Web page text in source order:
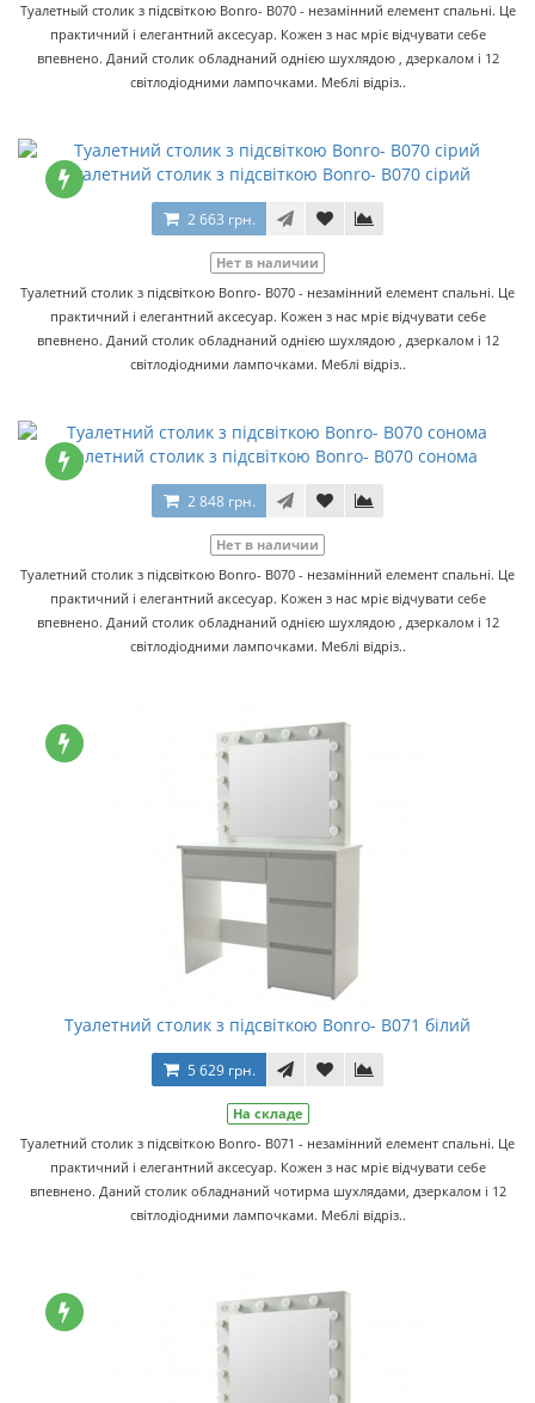
Туалетный столик з підсвіткою Bonro- B070 - незамінний елемент спальні. Це
практичний і елегантний аксесуар. Кожен з нас мріє відчувати себе
впевнено. Даний столик обладнаний однією шухлядою , дзеркалом і 12
світлодіодними лампочками. Меблі відріз..
Туалетний столик з підсвіткою Bonro- B070 сірий
2 663 грн.
Нет в наличии
Туалетний столик з підсвіткою Bonro- B070 - незамінний елемент спальні. Це
практичний і елегантний аксесуар. Кожен з нас мріє відчувати себе
впевнено. Даний столик обладнаний однією шухлядою , дзеркалом і 12
світлодіодними лампочками. Меблі відріз..
Туалетний столик з підсвіткою Bonro- B070 сонома
2 848 грн.
Нет в наличии
Туалетний столик з підсвіткою Bonro- B070 - незамінний елемент спальні. Це
практичний і елегантний аксесуар. Кожен з нас мріє відчувати себе
впевнено. Даний столик обладнаний однією шухлядою , дзеркалом і 12
світлодіодними лампочками. Меблі відріз..
Туалетний столик з підсвіткою Bonro- B071 білий
5 629 грн.
На складе
Туалетний столик з підсвіткою Bonro- B071 - незамінний елемент спальні. Це
практичний і елегантний аксесуар. Кожен з нас мріє відчувати себе
впевнено. Даний столик обладнаний чотирма шухлядами, дзеркалом і 12
світлодіодними лампочками. Меблі відріз..